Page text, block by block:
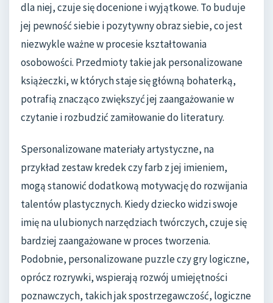
dla niej, czuje się docenione i wyjątkowe. To buduje
jej pewność siebie i pozytywny obraz siebie, co jest
niezwykle ważne w procesie kształtowania
osobowości. Przedmioty takie jak personalizowane
książeczki, w których staje się główną bohaterką,
potrafią znacząco zwiększyć jej zaangażowanie w
czytanie i rozbudzić zamiłowanie do literatury.
Spersonalizowane materiały artystyczne, na
przykład zestaw kredek czy farb z jej imieniem,
mogą stanowić dodatkową motywację do rozwijania
talentów plastycznych. Kiedy dziecko widzi swoje
imię na ulubionych narzędziach twórczych, czuje się
bardziej zaangażowane w proces tworzenia.
Podobnie, personalizowane puzzle czy gry logiczne,
oprócz rozrywki, wspierają rozwój umiejętności
poznawczych, takich jak spostrzegawczość, logiczne